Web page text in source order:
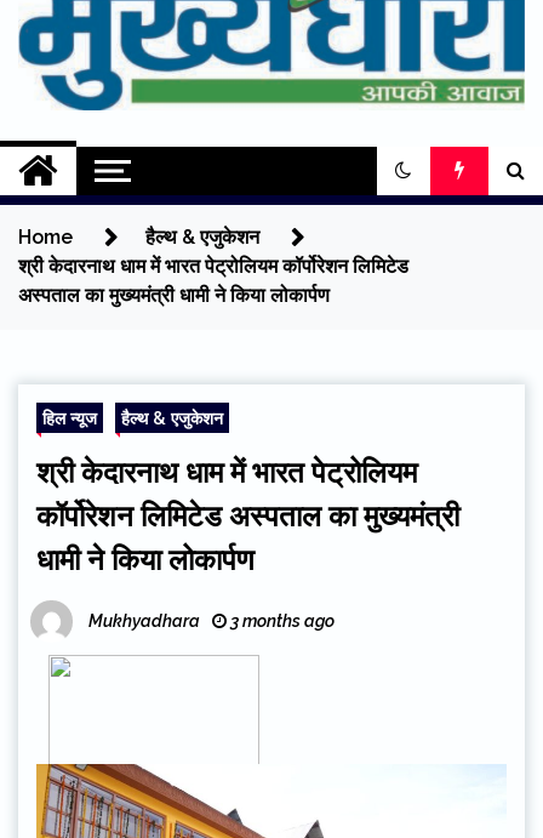
Mukhyadhara
Aapki Aawaz
Home
हैल्थ & एजुकेशन
श्री केदारनाथ धाम में भारत पेट्रोलियम कॉर्पोरेशन लिमिटेड
अस्पताल का मुख्यमंत्री धामी ने किया लोकार्पण
हिल न्यूज हैल्थ & एजुकेशन
श्री केदारनाथ धाम में भारत पेट्रोलियम
कॉर्पोरेशन लिमिटेड अस्पताल का मुख्यमंत्री
धामी ने किया लोकार्पण
Mukhyadhara 3 months ago